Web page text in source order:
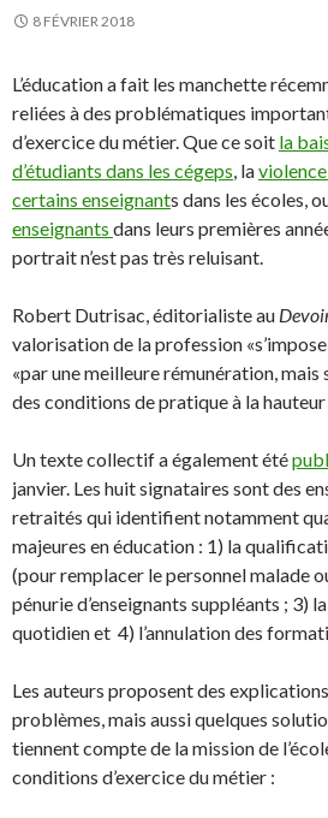
8 FÉVRIER 2018
L’éducation a fait les manchette
reliées à des problématiques
d’exercice du métier. Que ce soit la
d’étudiants dans les cégeps , la
certains enseignants dans les écoles,
enseignants dans leurs premières
portrait n’est pas très reluisant.
Robert Dutrisac, éditorialiste au
valorisation de la profession
«par une meilleure rémunération,
des conditions de pratique à la
Un texte collectif a également été
janvier. Les huit signataires sont des
retraités qui identifient notamment
majeures en éducation : 1) la
(pour remplacer le personnel malade
pénurie d’enseignants suppléants ; 3)
quotidien et 4) l’annulation des
Les auteurs proposent des
problèmes, mais aussi quelques
tiennent compte de la mission de
conditions d’exercice du métier :